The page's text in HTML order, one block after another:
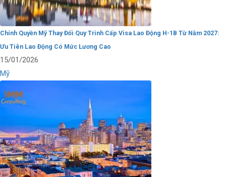
Chính Quyền Mỹ Thay Đổi Quy Trình Cấp Visa Lao Động H-1B Từ Năm 2027:
Ưu Tiên Lao Động Có Mức Lương Cao
15/01/2026
Mỹ